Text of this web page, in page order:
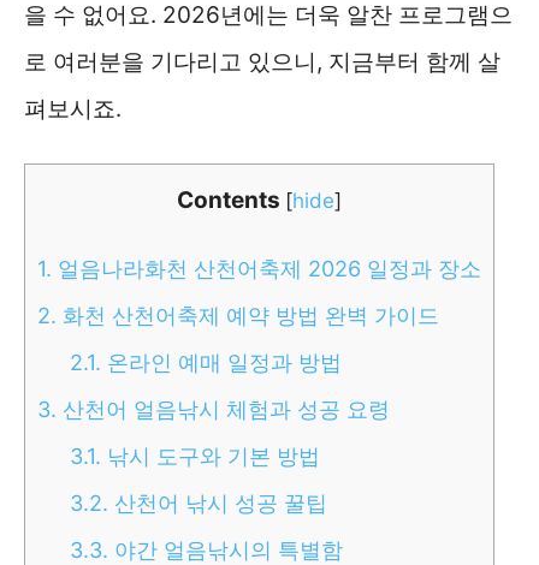
을 수 없어요. 2026년에는 더욱 알찬 프로그램으
로 여러분을 기다리고 있으니, 지금부터 함께 살
펴보시죠.
Contents [hide]
1. 얼음나라화천 산천어축제 2026 일정과 장소
2. 화천 산천어축제 예약 방법 완벽 가이드
2.1. 온라인 예매 일정과 방법
3. 산천어 얼음낚시 체험과 성공 요령
3.1. 낚시 도구와 기본 방법
3.2. 산천어 낚시 성공 꿀팁
3.3. 야간 얼음낚시의 특별함